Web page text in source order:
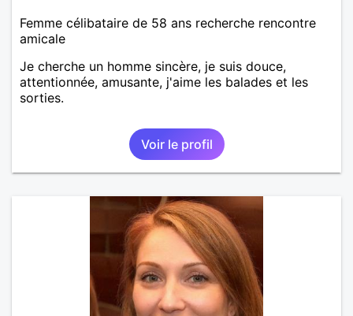
Femme célibataire de 58 ans recherche rencontre
amicale
Je cherche un homme sincère, je suis douce,
attentionnée, amusante, j'aime les balades et les
sorties.
Voir le profil